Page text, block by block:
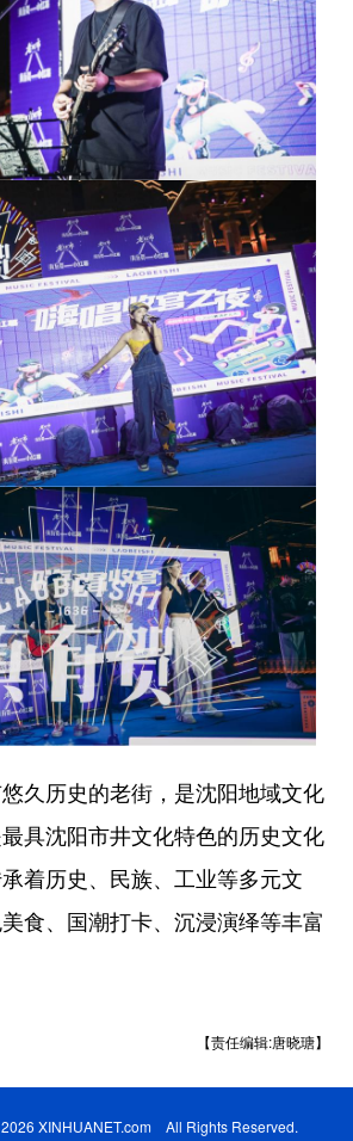
历史的老街，是沈阳地域文化
具沈阳市井文化特色的历史文化
着历史、民族、工业等多元文
食、国潮打卡、沉浸演绎等丰富
【责任编辑:唐晓瑭】
XINHUANET.com All Rights Reserved.